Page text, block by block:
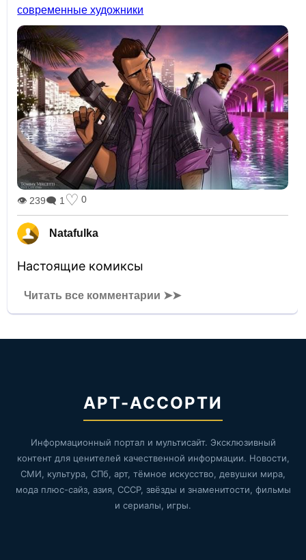
современные художники
👁 239🗨 1 ♡ 0
Natafulka
Настоящие комиксы
Читать все комментарии ➤➤
АРТ-АССОРТИ
Информационный портал и мультисайт. Эксклюзивный
контент для ценителей качественной информации. Новости,
СМИ, культура, СПб, арт, тёмное искусство, девушки мира,
мода плюс-сайз, азия, СССР, звёзды и знаменитости, фильмы
и сериалы, игры.